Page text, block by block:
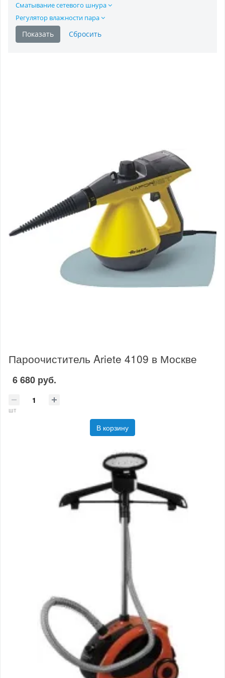
Сматывание сетевого шнура
Регулятор влажности пара
Пароочиститель Ariete 4109 в Москве
6 680 руб.
шт
В корзину